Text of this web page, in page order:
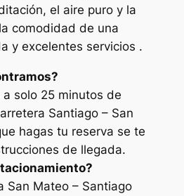
el aire puro y la
comodidad de una
y excelentes servicios .
solo 25 minutos de
Santiago – San
hagas tu reserva se te
de llegada.
San Mateo – Santiago